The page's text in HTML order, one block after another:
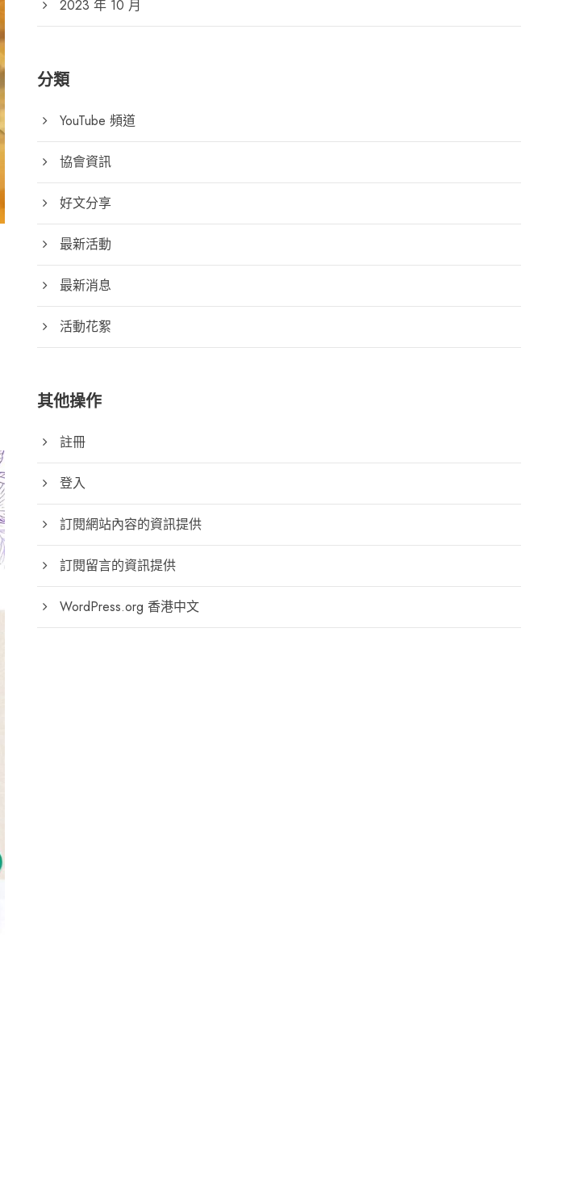
2023 年 10 月
分類
YouTube 頻道
協會資訊
好文分享
最新活動
最新消息
活動花絮
其他操作
註冊
登入
訂閱網站內容的資訊提供
訂閱留言的資訊提供
WordPress.org 香港中文